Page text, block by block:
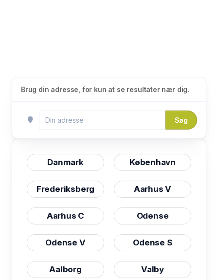
Brug din adresse, for kun at se resultater nær dig.
Søg
Danmark København
Frederiksberg Aarhus V
Aarhus C Odense
Odense V Odense S
Aalborg Valby